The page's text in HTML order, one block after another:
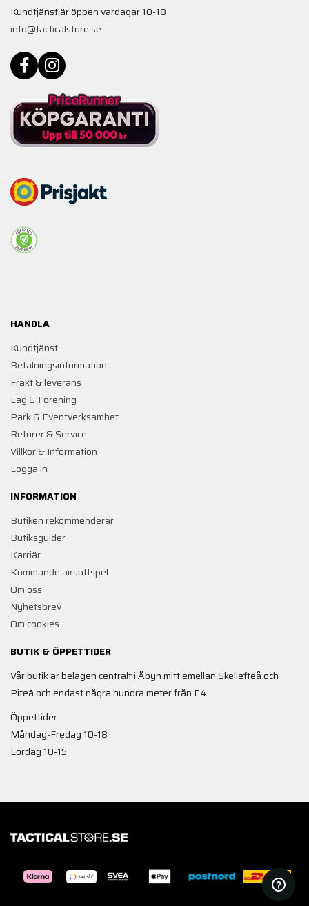
Kundtjänst är öppen vardagar 10-18
info@tacticalstore.se
HANDLA
Kundtjänst
Betalningsinformation
Frakt & leverans
Lag & Förening
Park & Eventverksamhet
Returer & Service
Villkor & Information
Logga in
INFORMATION
Butiken rekommenderar
Butiksguider
Karriär
Kommande airsoftspel
Om oss
Nyhetsbrev
Om cookies
BUTIK & ÖPPETTIDER
Vår butik är belägen centralt i Åbyn mitt emellan Skellefteå och
Piteå och endast några hundra meter från E4.
Öppettider
Måndag-Fredag 10-18
Lördag 10-15